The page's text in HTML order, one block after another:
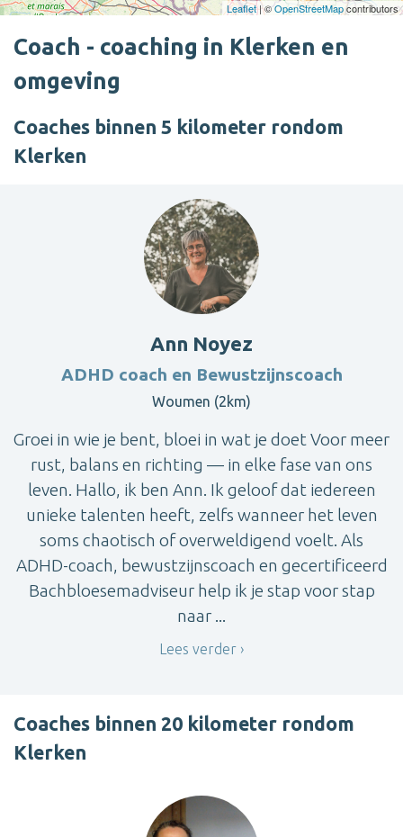
Leaflet| ©OpenStreetMapcontributors
Coach - coaching in Klerken en
omgeving
Coaches binnen 5 kilometer rondom
Klerken
Ann Noyez
ADHD coach en Bewustzijnscoach
Woumen (2km)
Groei in wie je bent, bloei in wat je doet Voor meer
rust, balans en richting — in elke fase van ons
leven. Hallo, ik ben Ann. Ik geloof dat iedereen
unieke talenten heeft, zelfs wanneer het leven
soms chaotisch of overweldigend voelt. Als
ADHD-coach, bewustzijnscoach en gecertificeerd
Bachbloesemadviseur help ik je stap voor stap
naar ...
Lees verder
Coaches binnen 20 kilometer rondom
Klerken